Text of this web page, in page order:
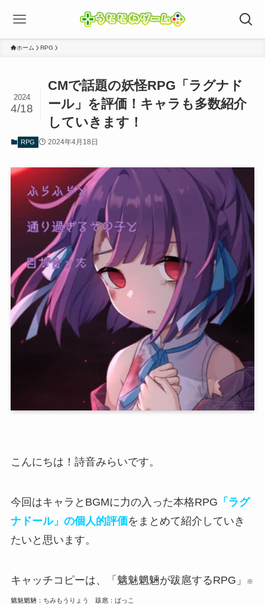
ホーム RPG
CMで話題の妖怪RPG「ラグナド
ール」を評価！キャラも多数紹介
していきます！
2024
4/18
RPG 2024年4月18日
こんにちは！詩音みらいです。
今回はキャラとBGMに力の入った本格RPG 「ラグ
ナドール」の個人的評価をまとめて紹介していき
たいと思います。
キャッチコピーは、 「魑魅魍魎が跋扈するRPG」 ※
魑魅魍魎：ちみもうりょう 跋扈：ばっこ